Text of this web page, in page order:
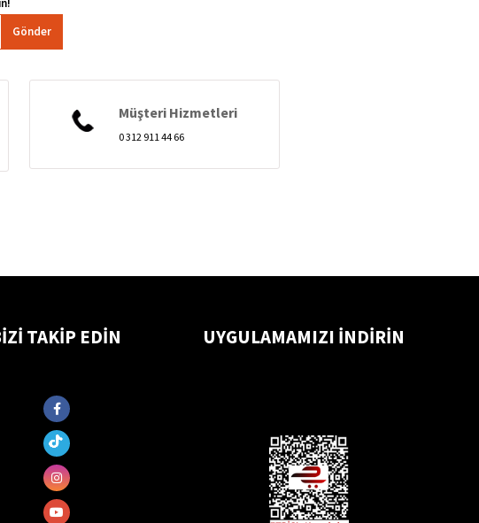
Gönder
Müşteri Hizmetleri
0 312 911 44 66
TAKİP EDİN UYGULAMAMIZI İNDİRİN